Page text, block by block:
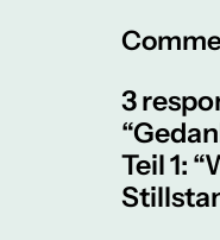
3
Teil 1: